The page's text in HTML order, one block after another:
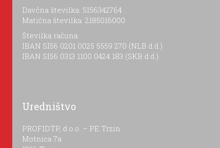
Davčna številka: SI56342764
Matična številka: 2185016000
Številka računa:
IBAN SI56 0201 0025 5559 270 (NLB d.d.)
IBAN SI56 0313 1100 0424 183 (SKB d.d.)
Uredništvo
PROFIDTP, d.o.o. – PE Trzin
Motnica 7a